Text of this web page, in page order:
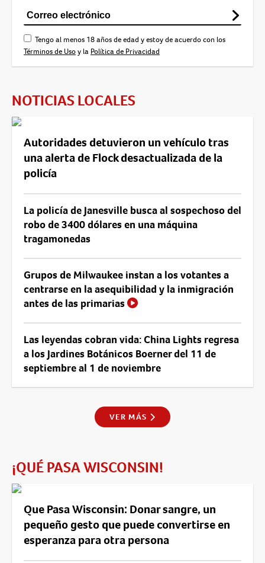
Tengo al menos 18 años de edad y estoy de acuerdo con los
Términos de Usoy la Política de Privacidad
NOTICIAS LOCALES
Autoridades detuvieron un vehículo tras
una alerta de Flock desactualizada de la
policía
La policía de Janesville busca al sospechoso del
robo de 3400 dólares en una máquina
tragamonedas
Grupos de Milwaukee instan a los votantes a
centrarse en la asequibilidad y la inmigración
antes de las primarias
Las leyendas cobran vida: China Lights regresa
a los Jardines Botánicos Boerner del 11 de
septiembre al 1 de noviembre
VER MÁS
¡QUÉ PASA WISCONSIN!
Que Pasa Wisconsin: Donar sangre, un
pequeño gesto que puede convertirse en
esperanza para otra persona